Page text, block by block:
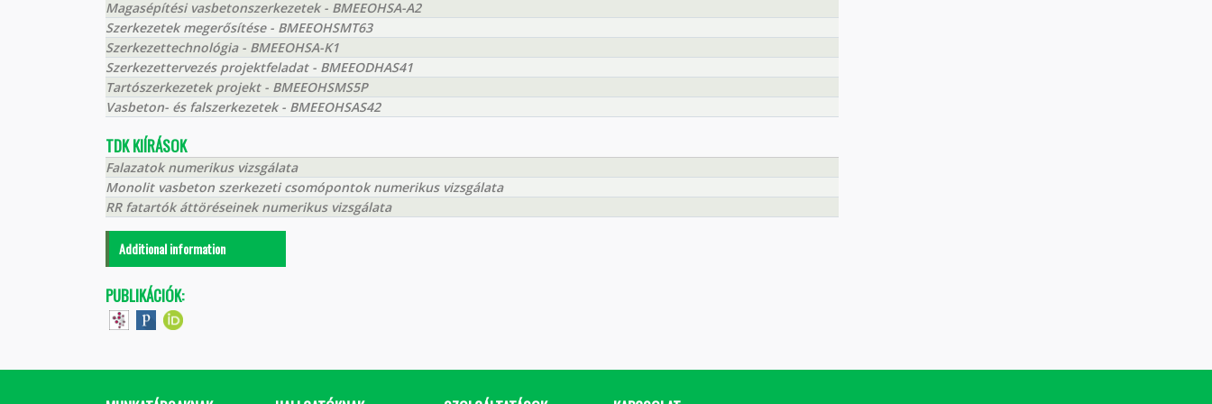
Magasépítési vasbetonszerkezetek - BMEEOHSA-A2
Szerkezetek megerősítése - BMEEOHSMT63
Szerkezettechnológia - BMEEOHSA-K1
Szerkezettervezés projektfeladat - BMEEODHAS41
Tartószerkezetek projekt - BMEEOHSMS5P
Vasbeton- és falszerkezetek - BMEEOHSAS42
TDK KIÍRÁSOK
Falazatok numerikus vizsgálata
Monolit vasbeton szerkezeti csomópontok numerikus vizsgálata
RR fatartók áttöréseinek numerikus vizsgálata
Additional information
PUBLIKÁCIÓK: